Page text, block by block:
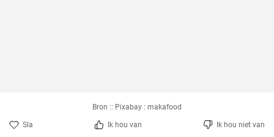
Bron :: Pixabay : makafood
Sla Ik hou van Ik hou niet van